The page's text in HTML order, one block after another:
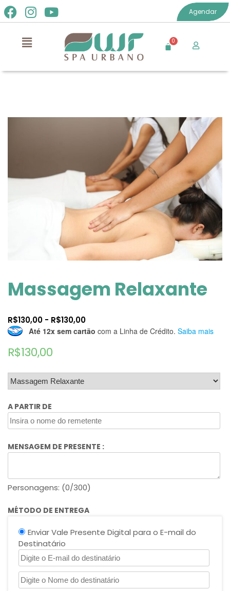
Agendar
Massagem Relaxante
R$130,00 - R$130,00
Até 12x sem cartão com a Linha de Crédito. Saiba mais
R$130,00
A PARTIR DE
MENSAGEM DE PRESENTE :
Personagens: (0/300)
MÉTODO DE ENTREGA
Enviar Vale Presente Digital para o E-mail do
Destinatário